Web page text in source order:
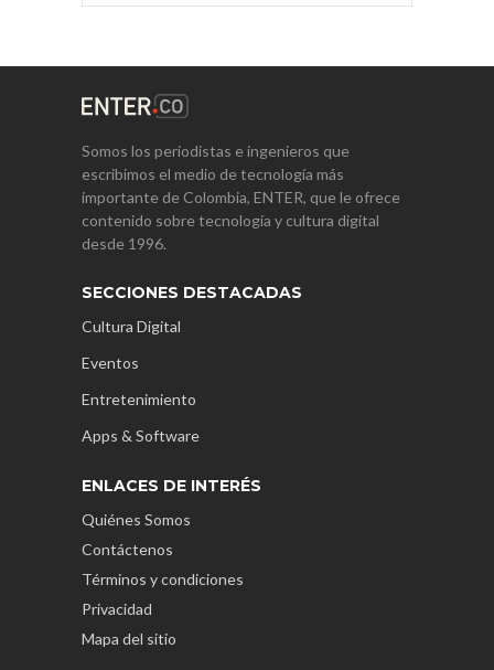
Somos los periodistas e ingenieros que
escribimos el medio de tecnología más
importante de Colombia, ENTER, que le ofrece
contenido sobre tecnología y cultura digital
desde 1996.
SECCIONES DESTACADAS
Cultura Digital
Eventos
Entretenimiento
Apps & Software
ENLACES DE INTERÉS
Quiénes Somos
Contáctenos
Términos y condiciones
Privacidad
Mapa del sitio